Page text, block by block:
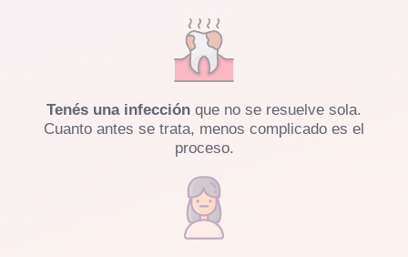
Tenés una infección que no se resuelve sola.
Cuanto antes se trata, menos complicado es el
proceso.